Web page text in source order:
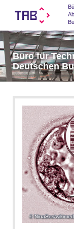
Büro für
Deutschen
NinaSes/